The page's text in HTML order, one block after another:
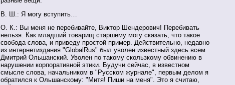
В. Ш.: Я могу вступить…
О. К.: Вы меня не перебивайте, Виктор Шендерович! Перебивать
нельзя. Как младший товарищ старшему могу сказать, что такое
свобода слова, и приведу простой пример. Действительно, недавно
из интернетиздания "GlobalRus" был уволен известный здесь всем
Дмитрий Ольшанский. Уволен по такому скользкому обвинению в
нарушении корпоративной этики. Будучи сейчас, в известном
смысле слова, начальником в "Русском журнале", первым делом я
обратился к Ольшанскому: "Митя! Пиши на меня". Это я считаю,